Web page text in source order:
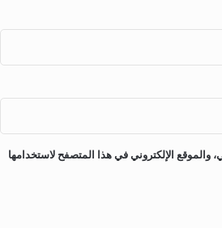
والموقع الإلكتروني في هذا المتصفح لاستخدامها